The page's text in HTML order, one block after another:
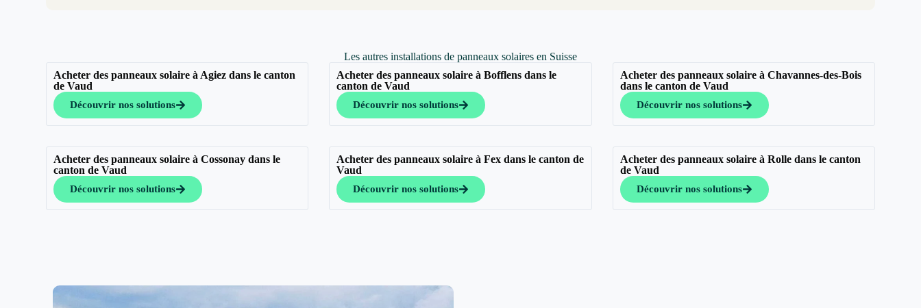
Les autres installations de panneaux solaires en Suisse
Acheter des panneaux solaire à Agiez dans le canton
de Vaud
Découvrir nos solutions
Acheter des panneaux solaire à Bofflens dans le
canton de Vaud
Découvrir nos solutions
Acheter des panneaux solaire à Chavannes-des-Bois
dans le canton de Vaud
Découvrir nos solutions
Acheter des panneaux solaire à Cossonay dans le
canton de Vaud
Découvrir nos solutions
Acheter des panneaux solaire à Fex dans le canton de
Vaud
Découvrir nos solutions
Acheter des panneaux solaire à Rolle dans le canton
de Vaud
Découvrir nos solutions